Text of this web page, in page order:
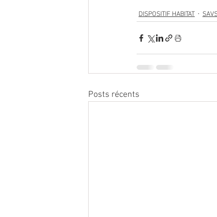
DISPOSITIF HABITAT
Posts récents